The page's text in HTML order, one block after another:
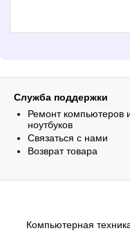
Служба поддержки
Ремонт компьютеров
ноутбуков
Связаться с нами
Возврат товара
Компьютерная